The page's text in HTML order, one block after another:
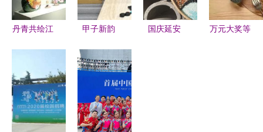
实
生活化”
丹青共绘江
交流展，一
展尽览沪苏
浙皖文化魅
甲子新韵
起中韩文化
艺术交流新
桥梁
国庆延安
万元大奖等